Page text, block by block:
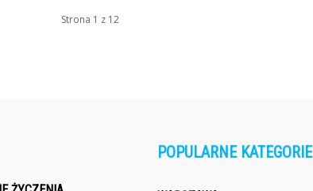
Strona 1 z 12
POPULARNE KATEGORIE